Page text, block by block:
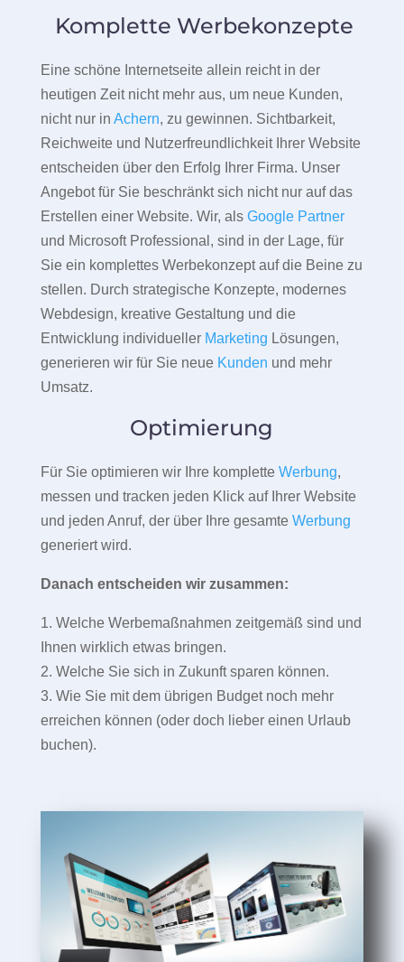
Komplette Werbekonzepte
Eine schöne Internetseite allein reicht in der
heutigen Zeit nicht mehr aus, um neue Kunden,
nicht nur in Achern, zu gewinnen. Sichtbarkeit,
Reichweite und Nutzerfreundlichkeit Ihrer Website
entscheiden über den Erfolg Ihrer Firma. Unser
Angebot für Sie beschränkt sich nicht nur auf das
Erstellen einer Website. Wir, als Google Partner
und Microsoft Professional, sind in der Lage, für
Sie ein komplettes Werbekonzept auf die Beine zu
stellen. Durch strategische Konzepte, modernes
Webdesign, kreative Gestaltung und die
Entwicklung individueller Marketing Lösungen,
generieren wir für Sie neue Kunden und mehr
Umsatz.
Optimierung
Für Sie optimieren wir Ihre komplette Werbung,
messen und tracken jeden Klick auf Ihrer Website
und jeden Anruf, der über Ihre gesamte Werbung
generiert wird.
Danach entscheiden wir zusammen:
1. Welche Werbemaßnahmen zeitgemäß sind und
Ihnen wirklich etwas bringen.
2. Welche Sie sich in Zukunft sparen können.
3. Wie Sie mit dem übrigen Budget noch mehr
erreichen können (oder doch lieber einen Urlaub
buchen).